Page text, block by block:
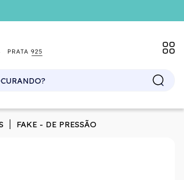
FAKE - DE PRESSÃO